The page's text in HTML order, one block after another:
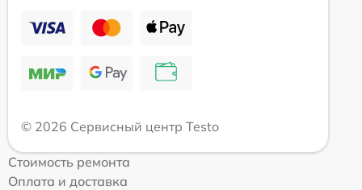
© 2026 Сервисный центр Testo
Стоимость ремонта
Оплата и доставка